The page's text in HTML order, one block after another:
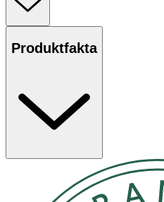
Produktfakta